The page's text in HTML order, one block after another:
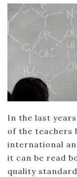
In the last
of the teachers
international
it can be read
quality